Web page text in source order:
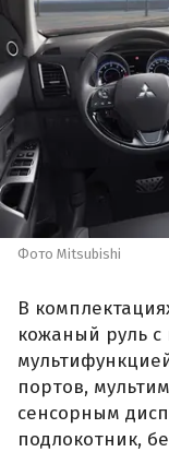
Фото Mitsubishi
В
кожаный руль
портов,
сенсорным
подлокотник,